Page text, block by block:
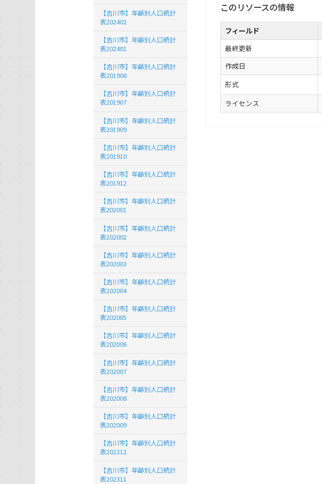
このリソースの情報
フィールド
最終更新
作成日
形式
ライセンス
【吉川市】年齢別人口統計
表202402
【吉川市】年齢別人口統計
表202401
【吉川市】年齢別人口統計
表201906
【吉川市】年齢別人口統計
表201907
【吉川市】年齢別人口統計
表201909
【吉川市】年齢別人口統計
表201910
【吉川市】年齢別人口統計
表201912
【吉川市】年齢別人口統計
表202001
【吉川市】年齢別人口統計
表202002
【吉川市】年齢別人口統計
表202003
【吉川市】年齢別人口統計
表202004
【吉川市】年齢別人口統計
表202005
【吉川市】年齢別人口統計
表202006
【吉川市】年齢別人口統計
表202007
【吉川市】年齢別人口統計
表202008
【吉川市】年齢別人口統計
表202009
【吉川市】年齢別人口統計
表202312
【吉川市】年齢別人口統計
表202311